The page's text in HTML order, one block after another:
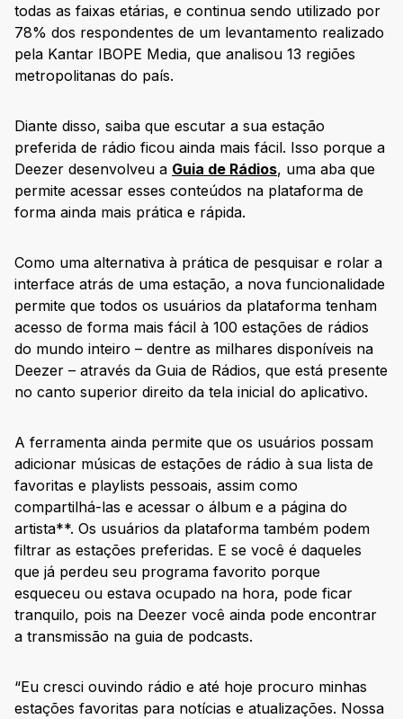
todas as faixas etárias, e continua sendo utilizado por
78% dos respondentes de um levantamento realizado
pela Kantar IBOPE Media, que analisou 13 regiões
metropolitanas do país.
Diante disso, saiba que escutar a sua estação
preferida de rádio ficou ainda mais fácil. Isso porque a
Deezer desenvolveu a Guia de Rádios, uma aba que
permite acessar esses conteúdos na plataforma de
forma ainda mais prática e rápida.
Como uma alternativa à prática de pesquisar e rolar a
interface atrás de uma estação, a nova funcionalidade
permite que todos os usuários da plataforma tenham
acesso de forma mais fácil à 100 estações de rádios
do mundo inteiro – dentre as milhares disponíveis na
Deezer – através da Guia de Rádios, que está presente
no canto superior direito da tela inicial do aplicativo.
A ferramenta ainda permite que os usuários possam
adicionar músicas de estações de rádio à sua lista de
favoritas e playlists pessoais, assim como
compartilhá-las e acessar o álbum e a página do
artista**. Os usuários da plataforma também podem
filtrar as estações preferidas. E se você é daqueles
que já perdeu seu programa favorito porque
esqueceu ou estava ocupado na hora, pode ficar
tranquilo, pois na Deezer você ainda pode encontrar
a transmissão na guia de podcasts.
“Eu cresci ouvindo rádio e até hoje procuro minhas
estações favoritas para notícias e atualizações. Nossa